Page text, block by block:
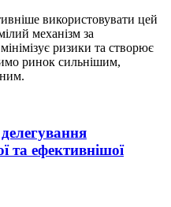
використовувати цей
механізм за
ризики та створює
ринок сильнішим,
та ефективнішої